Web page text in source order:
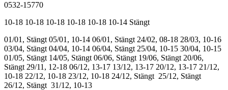
0532-15770
10-18 10-18 10-18 10-18 10-18 10-14 Stängt
01/01, Stängt 05/01, 10-14 06/01, Stängt 24/02, 08-18 28/03, 10-16
03/04, Stängt 04/04, 10-14 06/04, Stängt 25/04, 10-15 30/04, 10-15
01/05, Stängt 14/05, Stängt 06/06, Stängt 19/06, Stängt 20/06,
Stängt 29/11, 12-18 06/12, 13-17 13/12, 13-17 20/12, 13-17 21/12,
10-18 22/12, 10-18 23/12, 10-18 24/12, Stängt 25/12, Stängt
26/12, Stängt 31/12, 10-13